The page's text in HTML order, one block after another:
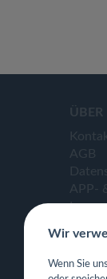
ÜBER
AGB
APP-
Wir
Wenn Sie